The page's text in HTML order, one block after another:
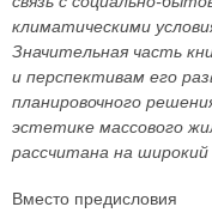
климатическими
Значительная часть
и перспективам его
планировочного
эстетике массового
рассчитана на
Вместо предисловия